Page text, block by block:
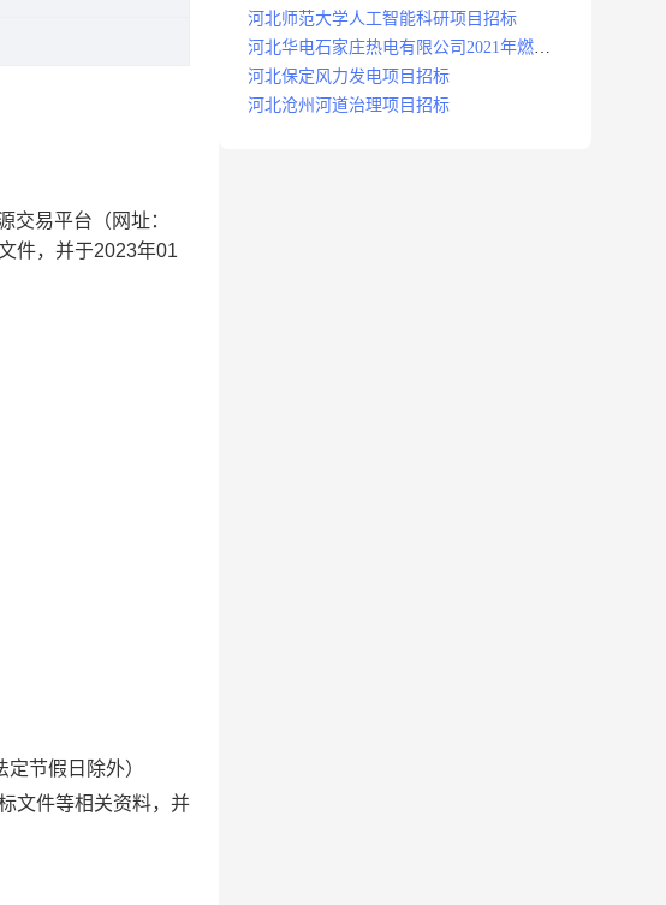
交易平台（网址：
件，并于2023年01
定节假日除外）
文件等相关资料，并
河北师范大学人工智能科研项目招标
河北华电石家庄热电有限公司2021年燃料
分场辅助运行项目招标公告
河北保定风力发电项目招标
河北沧州河道治理项目招标